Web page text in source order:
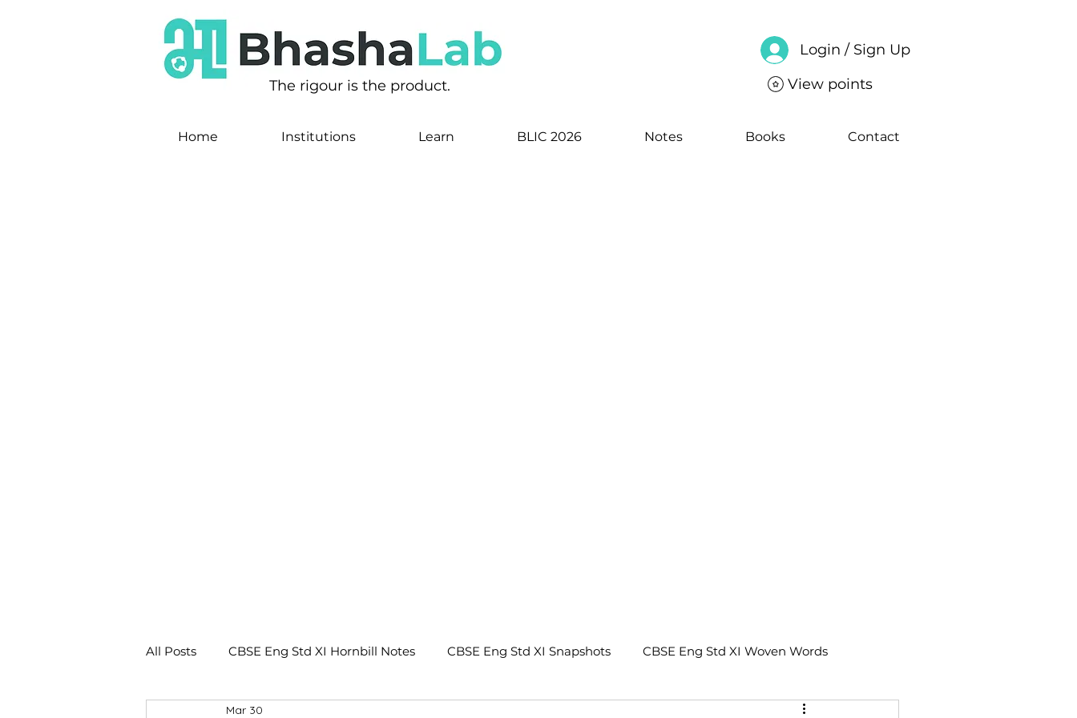
The rigour is the product. View points
Login / Sign Up
Home Institutions Learn BLIC 2026 Notes Books Contact
All Posts CBSE Eng Std XI Hornbill Notes CBSE Eng Std XI Snapshots CBSE Eng Std XI Woven Words
Mar 30